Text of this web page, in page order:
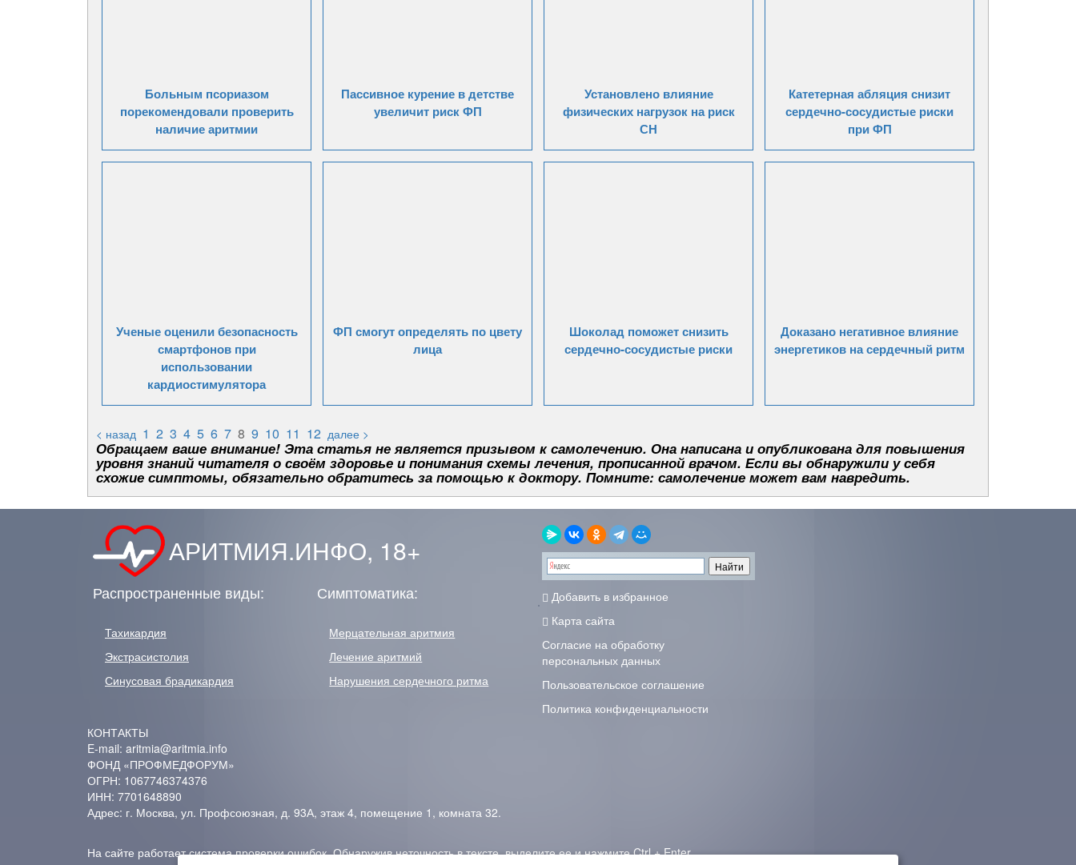
Больным псориазом
порекомендовали проверить
наличие аритмии
Пассивное курение в детстве
увеличит риск ФП
Установлено влияние
физических нагрузок на риск
СН
Катетерная абляция снизит
сердечно-сосудистые риски
при ФП
Ученые оценили безопасность
смартфонов при
использовании
кардиостимулятора
ФП смогут определять по цвету
лица
Шоколад поможет снизить
сердечно-сосудистые риски
Доказано негативное влияние
энергетиков на сердечный ритм
< назад 1 2 3 4 5 6 7 8 9 10 11 12 далее >
Обращаем ваше внимание! Эта статья не является призывом к самолечению. Она написана и опубликована для повышения
уровня знаний читателя о своём здоровье и понимания схемы лечения, прописанной врачом. Если вы обнаружили у себя
схожие симптомы, обязательно обратитесь за помощью к доктору. Помните: самолечение может вам навредить.
Добавить в избранное
Карта сайта
Согласие на обработку
персональных данных
Пользовательское соглашение
Политика конфиденциальности
АРИТМИЯ.ИНФО, 18+
Распространенные виды:
Тахикардия
Экстрасистолия
Синусовая брадикардия
Симптоматика:
Мерцательная аритмия
Лечение аритмий
Нарушения сердечного ритма
КОНТАКТЫ
E-mail: aritmia@aritmia.info
ФОНД «ПРОФМЕДФОРУМ»
ОГРН: 1067746374376
ИНН: 7701648890
Адрес: г. Москва, ул. Профсоюзная, д. 93А, этаж 4, помещение 1, комната 32.
На сайте работает система проверки ошибок. Обнаружив неточность в тексте, выделите ее и нажмите Ctrl + Enter.